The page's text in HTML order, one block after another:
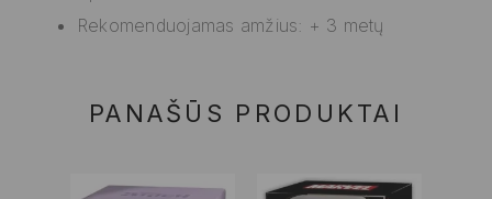
Rekomenduojamas amžius: + 3 metų
PANAŠŪS PRODUKTAI